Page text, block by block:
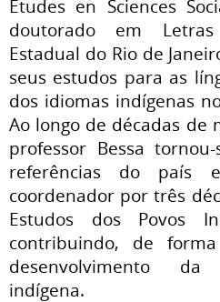
Études en Sciences
doutorado em
Estadual do Rio de
seus estudos para as
dos idiomas indígenas
Ao longo de décadas de
professor Bessa
referências do país
coordenador por três
Estudos dos Povos
contribuindo, de
desenvolvimento
indígena.